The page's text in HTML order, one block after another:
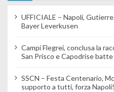
UFFICIALE – Napoli,
Bayer Leverkusen
Campi Flegrei, conclusa la
San Prisco e Capodrise
SSCN – Festa Centenario,
supporto a tutti, forza